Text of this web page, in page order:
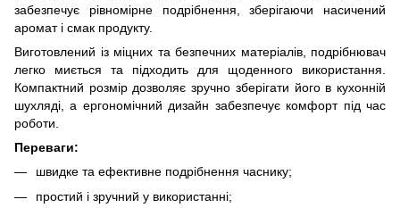
забезпечує рівномірне подрібнення, зберігаючи насичений
аромат і смак продукту.
Виготовлений із міцних та безпечних матеріалів, подрібнювач
легко миється та підходить для щоденного використання.
Компактний розмір дозволяє зручно зберігати його в кухонній
шухляді, а ергономічний дизайн забезпечує комфорт під час
роботи.
Переваги:
швидке та ефективне подрібнення часнику;
простий і зручний у використанні;